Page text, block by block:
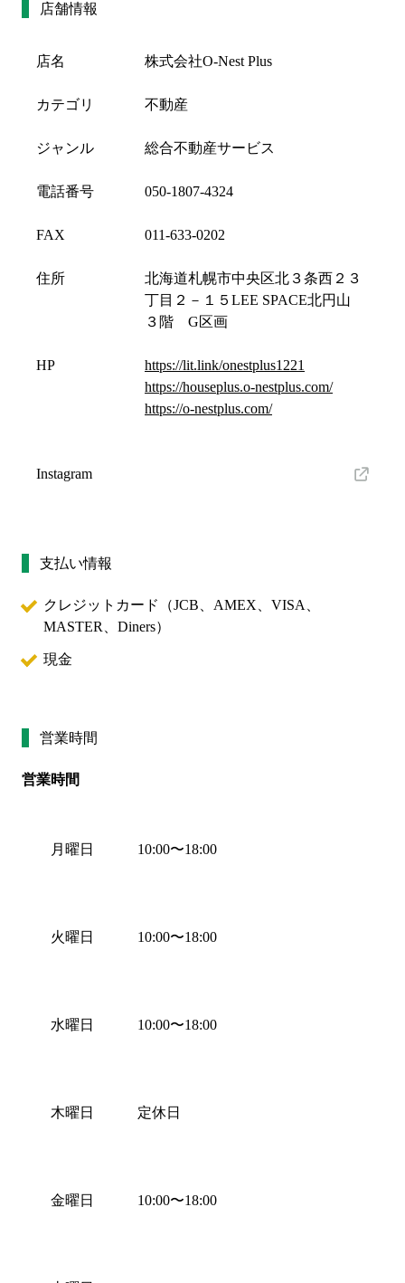
店舗情報
店名 株式会社O-Nest Plus
カテゴリ 不動産
ジャンル 総合不動産サービス
電話番号 050-1807-4324
FAX 011-633-0202
住所
北海道札幌市中央区北３条西２３
丁目２－１５LEE SPACE北円山
３階 G区画
HP
https://lit.link/onestplus1221
https://houseplus.o-nestplus.com/
https://o-nestplus.com/
Instagram
支払い情報
クレジットカード（JCB、AMEX、VISA、
MASTER、Diners）
現金
営業時間
営業時間
月曜日
火曜日
水曜日
木曜日
金曜日
10:00〜18:00
10:00〜18:00
10:00〜18:00
定休日
10:00〜18:00